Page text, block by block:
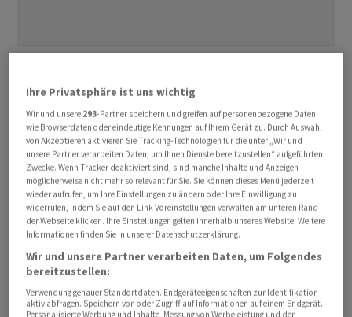
bleibt, wächst die gesellschaftliche Skepsis gegenüber
den Folgen der Digitalisierung.
Mehr als die Hälfte der Bevölkerung (58 Prozent)
bewertet demnach die digitale Infrastruktur als
zentrale Stärke der Schweiz, wie es am Sonntag in einer
Mitteilung der Auftraggeber des Digitalbarometers
hiess. Auch die wissenschaftliche Forschung (49 Prozent)
werden weiterhin mehrheitlich positiv wahrgenommen.
Auffällig sei die verbesserte Wahrnehmung von Politik
Ihre Privatsphäre ist uns wichtig
Wir und unsere 293-Partner speichern und greifen auf personenbezogene Daten
wie Browserdaten oder eindeutige Kennungen auf Ihrem Gerät zu. Durch Auswahl
von Akzeptieren aktivieren Sie Tracking-Technologien für die unter „Wir und
unsere Partner verarbeiten Daten, um Ihnen Dienste bereitzustellen“ aufgeführten
Zwecke. Wenn Tracker deaktiviert sind, sind manche Inhalte und Anzeigen
möglicherweise nicht mehr so relevant für Sie. Sie können dieses Menü jederzeit
wieder aufrufen, um Ihre Einstellungen zu ändern oder Ihre Einwilligung zu
widerrufen, indem Sie auf den Link Voreinstellungen verwalten am unteren Rand
der Webseite klicken. Ihre Einstellungen gelten innerhalb unseres Website. Weitere
Informationen finden Sie in unserer Datenschutzerklärung.
Wir und unsere Partner verarbeiten Daten, um Folgendes
bereitzustellen:
Verwendung genauer Standortdaten. Endgeräteeigenschaften zur Identifikation
aktiv abfragen. Speichern von oder Zugriff auf Informationen auf einem Endgerät.
Personalisierte Werbung und Inhalte, Messung von Werbeleistung und der